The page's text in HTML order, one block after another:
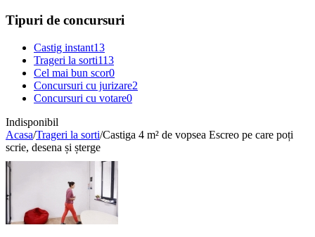
Tipuri de concursuri
Castig instant13
Trageri la sorti113
Cel mai bun scor0
Concursuri cu jurizare2
Concursuri cu votare0
Indisponibil
Acasa/Trageri la sorti/Castiga 4 m² de vopsea Escreo pe care poți
scrie, desena și șterge